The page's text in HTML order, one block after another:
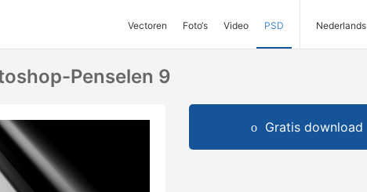
Vectoren Foto‘s Video PSD Nederlands
Penselen 9
Gratis download